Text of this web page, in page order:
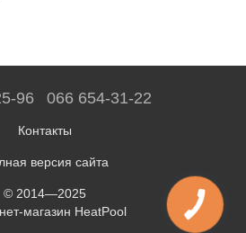
96 066 654-31-22
Контакты
версия сайта
© 2014—2025
магазин HeatPool